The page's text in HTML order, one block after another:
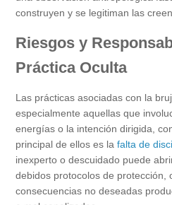
construyen y se legitiman las
Riesgos y
Práctica Oculta
Las prácticas asociadas con la
especialmente aquellas que
energías o la intención dirigida,
principal de ellos es la falta de
inexperto o descuidado puede
debidos protocolos de protección,
consecuencias no deseadas